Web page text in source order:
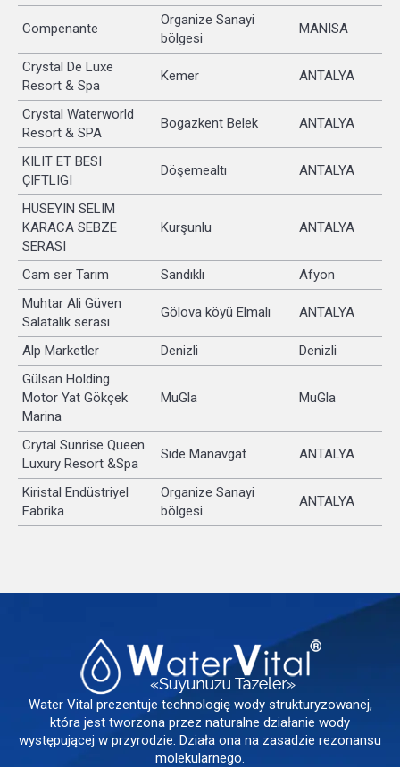
Compenante
Organize Sanayi
bölgesi
MANISA
Crystal De Luxe
Resort & Spa
Kemer ANTALYA
Crystal Waterworld
Resort & SPA
Bogazkent Belek ANTALYA
KILIT ET BESI
ÇIFTLIGI
Döşemealtı ANTALYA
HÜSEYIN SELIM
KARACA SEBZE
SERASI
Kurşunlu ANTALYA
Cam ser Tarım Sandıklı
Afyon
Muhtar Ali Güven
Salatalık serası
Gölova köyü Elmalı ANTALYA
Alp Marketler Denizli
Denizli
Gülsan Holding
Motor Yat Gökçek
Marina
MuGla MuGla
Crytal Sunrise Queen
Luxury Resort &Spa
Side Manavgat ANTALYA
Kiristal Endüstriyel
Fabrika
Organize Sanayi
bölgesi
ANTALYA
Water Vital prezentuje technologię wody strukturyzowanej,
która jest tworzona przez naturalne działanie wody
występującej w przyrodzie. Działa ona na zasadzie rezonansu
molekularnego.